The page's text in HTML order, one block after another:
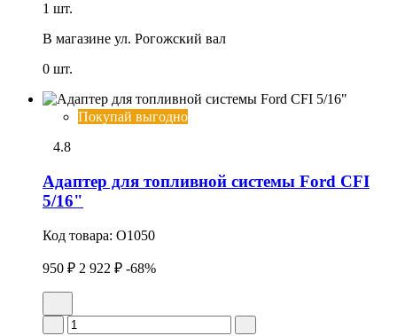
1 шт.
В магазине ул. Рогожский вал
0 шт.
Покупай выгодно
4.8
Адаптер для топливной системы Ford CFI
5/16"
Код товара: O1050
950 ₽ 2 922 ₽ -68%